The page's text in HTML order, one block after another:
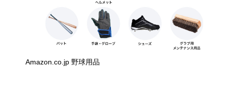
Amazon.co.jp 野球用品